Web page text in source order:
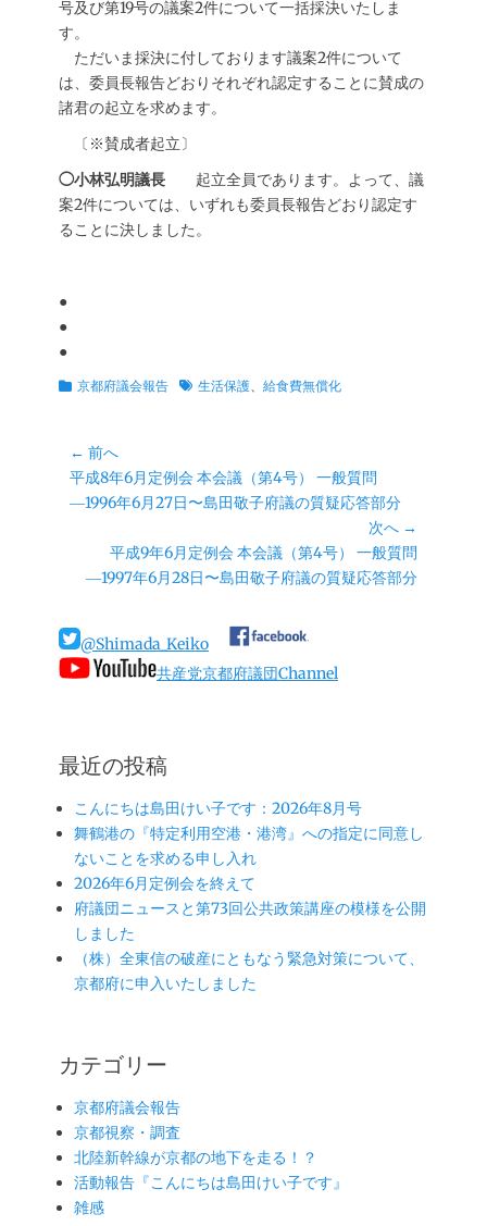
号及び第19号の議案2件について一括採決いたしま
す。
ただいま採決に付しております議案2件について
は、委員長報告どおりそれぞれ認定することに賛成の
諸君の起立を求めます。
〔※賛成者起立〕
◯小林弘明議長 起立全員であります。よって、議
案2件については、いずれも委員長報告どおり認定す
ることに決しました。
●
●
●
カ 京都府議会報告
タ 生活保護、 給食費無償化
投
稿
ナ
シ
ョ
ン
← 前へ
前
の
平成8年6月定例会 本会議（第4号） 一般質問
―1996年6月27日〜島田敬子府議の質疑応答部分
次へ →
稿:
平成9年6月定例会 本会議（第4号） 一般質問
―1997年6月28日〜島田敬子府議の質疑応答部分
@Shimada_Keiko
共産党京都府議団Channel
最近の投稿
こんにちは島田けい子です：2026年8月号
舞鶴港の『特定利用空港・港湾』への指定に同意し
ないことを求める申し入れ
2026年6月定例会を終えて
府議団ニュースと第73回公共政策講座の模様を公開
しました
（株）全東信の破産にともなう緊急対策について、
京都府に申入いたしました
カテゴリー
京都府議会報告
京都視察・調査
北陸新幹線が京都の地下を走る！？
活動報告『こんにちは島田けい子です』
雑感